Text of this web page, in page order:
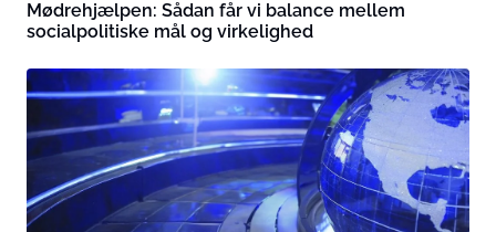
Mødrehjælpen: Sådan får vi balance mellem
socialpolitiske mål og virkelighed